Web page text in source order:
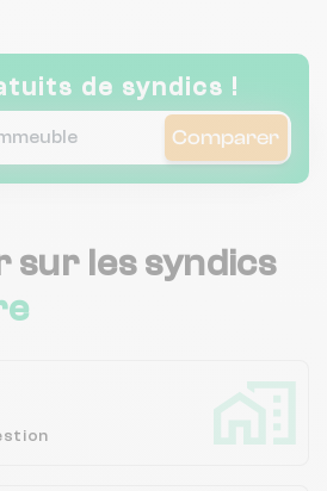
de syndics !
Comparer
sur les syndics